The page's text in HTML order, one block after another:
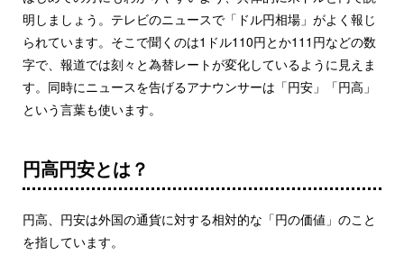
明しましょう。テレビのニュースで「ドル円相場」がよく報じ
られています。そこで聞くのは1ドル110円とか111円などの数
字で、報道では刻々と為替レートが変化しているように見えま
す。同時にニュースを告げるアナウンサーは「円安」「円高」
という言葉も使います。
円高円安とは？
円高、円安は外国の通貨に対する相対的な「円の価値」のこと
を指しています。